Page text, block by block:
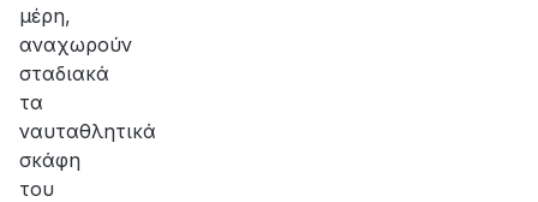
μέρη,
αναχωρούν
σταδιακά
τα
ναυταθλητικά
σκάφη
του